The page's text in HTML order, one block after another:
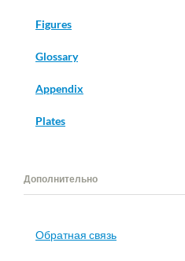
Figures
Glossary
Appendix
Plates
Дополнительно
Обратная связь